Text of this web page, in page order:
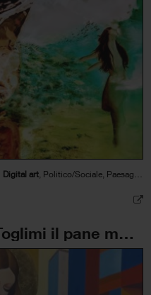
Digital art, Politico/Sociale, Paesaggio, Natura
“Omnia vincit risus” Toglimi il pane ma non il tuo sorriso (Neruda)